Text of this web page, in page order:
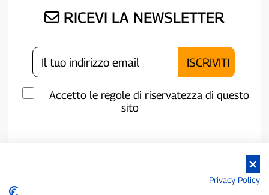
RICEVI LA NEWSLETTER
Accetto le regole di riservatezza di questo
sito
Privacy Policy